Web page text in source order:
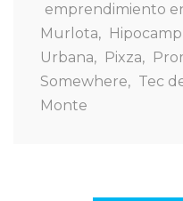
emprendimiento
Murlota,
Urbana, Pixza,
Somewhere, Tec
Monte